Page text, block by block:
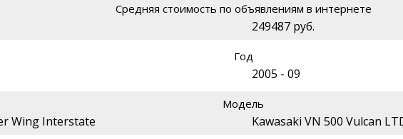
Средняя стоимость по объявлениям в интернете
249487 руб.
Год
2005 - 09
Модель
Wing Interstate Kawasaki VN 500 Vulcan